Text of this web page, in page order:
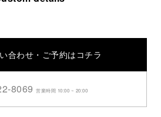
合わせ・ご予約はコチラ
8069営業時間 10:00 ~ 20:00